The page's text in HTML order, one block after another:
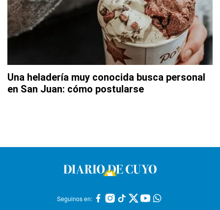
Una heladería muy conocida busca personal
en San Juan: cómo postularse
Seguinos en: